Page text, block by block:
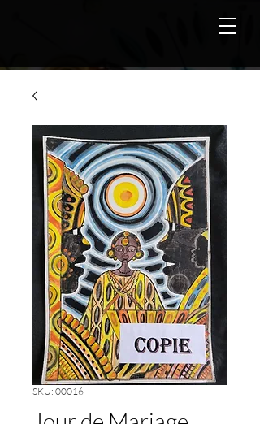
SKU: 00016